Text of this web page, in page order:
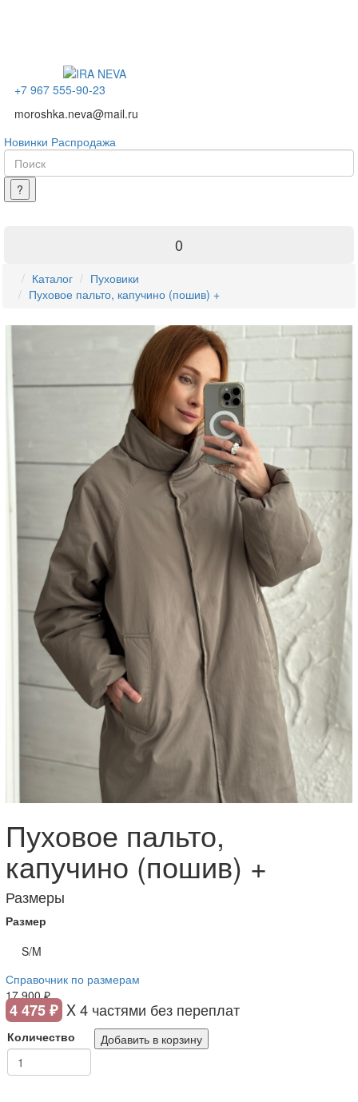
+7 967 555-90-23
moroshka.neva@mail.ru
Новинки Распродажа
0
Каталог
Пуховики
Пуховое пальто, капучино (пошив) +
Пуховое пальто,
капучино (пошив) +
Размеры
Размер
S/M
Справочник по размерам
17 900 ₽
4 475 ₽ X 4 частями без переплат
Количество Добавить в корзину